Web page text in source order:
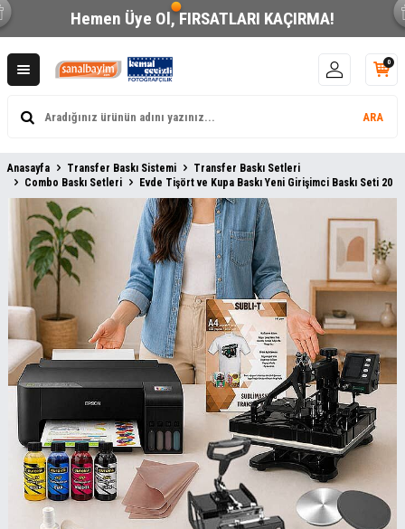
Hemen Üye Ol,FIRSATLARI KAÇIRMA!
ARA
0
Anasayfa Transfer Baskı Sistemi
Transfer Baskı Setleri
Combo Baskı Setleri
Evde Tişört ve Kupa Baskı Yeni Girişimci Baskı Seti 20